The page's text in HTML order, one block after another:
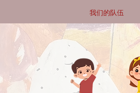
我们的队伍